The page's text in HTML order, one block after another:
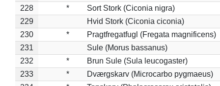
228 *
Sort Stork (Ciconia nigra)
229
Hvid Stork (Ciconia ciconia)
230
*
Pragtfregatfugl (Fregata magnificens)
231
Sule (Morus bassanus)
232
*
Brun Sule (Sula leucogaster)
233
*
Dværgskarv (Microcarbo pygmaeus)